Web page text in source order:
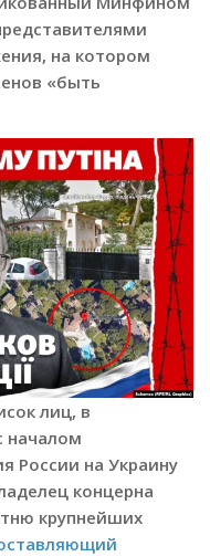
на котором
«быть
лиц, в
началом
России на Украину
концерна
крупнейших